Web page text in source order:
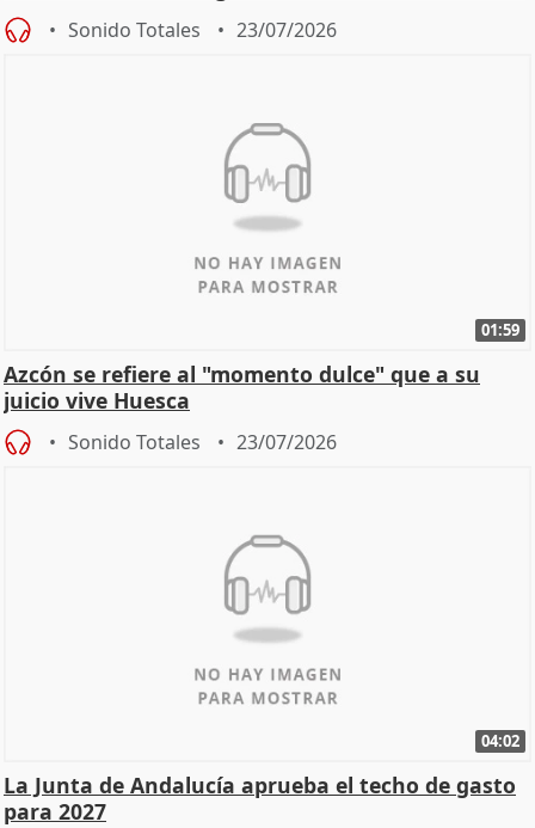
de
Sonido Totales 23/07/2026
01:59
Azcón se refiere al "momento dulce" que a su
juicio vive Huesca
Sonido Totales 23/07/2026
04:02
La Junta de Andalucía aprueba el techo de gasto
para 2027